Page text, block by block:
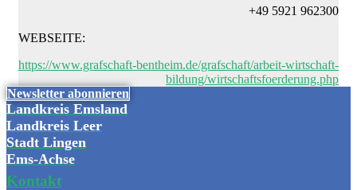
+49 5921 962300
WEBSEITE:
https://www.grafschaft-bentheim.de/grafschaft/arbeit-wirtschaft-
bildung/wirtschaftsfoerderung.php
Newsletter abonnieren
Landkreis Emsland
Landkreis Leer
Stadt Lingen
Ems-Achse
Kontakt